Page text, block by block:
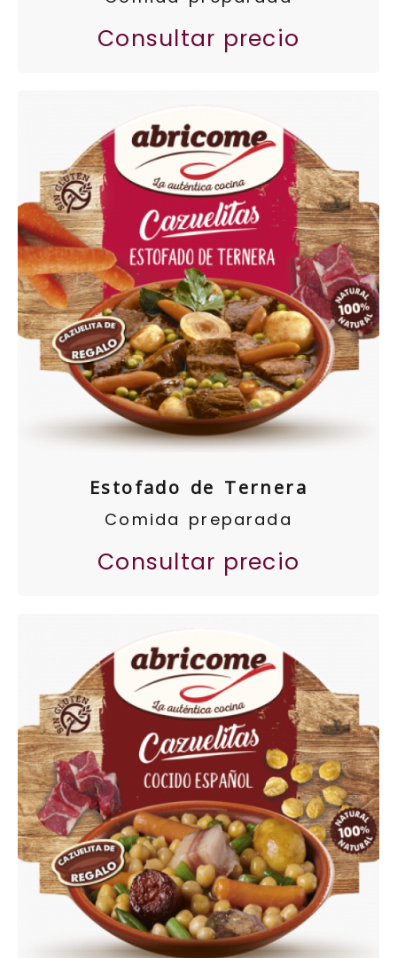
Consultar precio
Estofado de Ternera
Comida preparada
Consultar precio